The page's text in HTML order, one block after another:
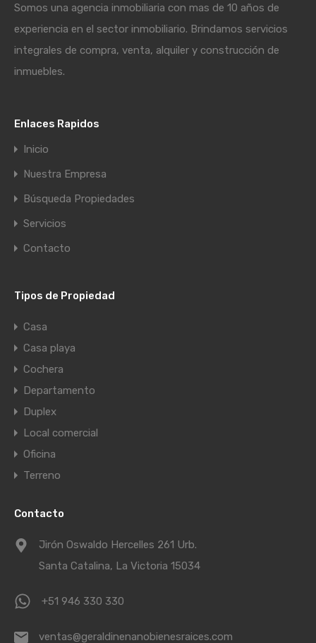
Somos una agencia inmobiliaria con mas de 10 años de
experiencia en el sector inmobiliario. Brindamos servicios
integrales de compra, venta, alquiler y construcción de
inmuebles.
Enlaces Rapidos
Inicio
Nuestra Empresa
Búsqueda Propiedades
Servicios
Contacto
Tipos de Propiedad
Casa
Casa playa
Cochera
Departamento
Duplex
Local comercial
Oficina
Terreno
Contacto
Jirón Oswaldo Hercelles 261 Urb.
Santa Catalina, La Victoria 15034
+51 946 330 330
ventas@geraldinenanobienesraices.com